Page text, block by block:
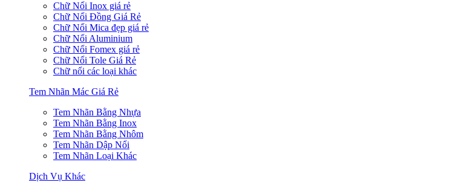
Chữ Nổi Inox giá rẻ
Chữ Nổi Đồng Giá Rẻ
Chữ Nổi Mica đẹp giá rẻ
Chữ Nổi Aluminium
Chữ Nổi Fomex giá rẻ
Chữ Nổi Tole Giá Rẻ
Chữ nổi các loại khác
Tem Nhãn Mác Giá Rẻ
Tem Nhãn Bằng Nhựa
Tem Nhãn Bằng Inox
Tem Nhãn Bằng Nhôm
Tem Nhãn Dập Nổi
Tem Nhãn Loại Khác
Dịch Vụ Khác